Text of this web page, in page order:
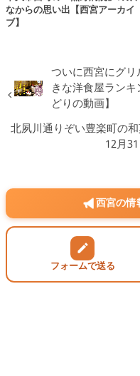
なからの思い出【西宮アーカイ
ブ】
ついに西宮にグ
きな洋食屋ラン
どりの動画】
北夙川通りぞい豊楽町の
12月
西宮の情
フォームで送る